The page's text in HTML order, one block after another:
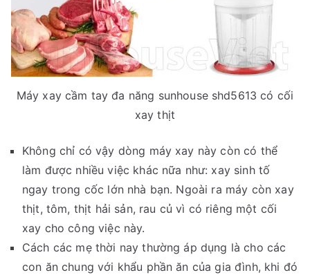
Máy xay cầm tay đa năng sunhouse shd5613 có cối
xay thịt
Không chỉ có vậy dòng máy xay này còn có thể
làm được nhiều việc khác nữa như: xay sinh tố
ngay trong cốc lớn nhà bạn. Ngoài ra máy còn xay
thịt, tôm, thịt hải sản, rau củ vì có riêng một cối
xay cho công việc này.
Cách các mẹ thời nay thường áp dụng là cho các
con ăn chung với khẩu phần ăn của gia đình, khi đó